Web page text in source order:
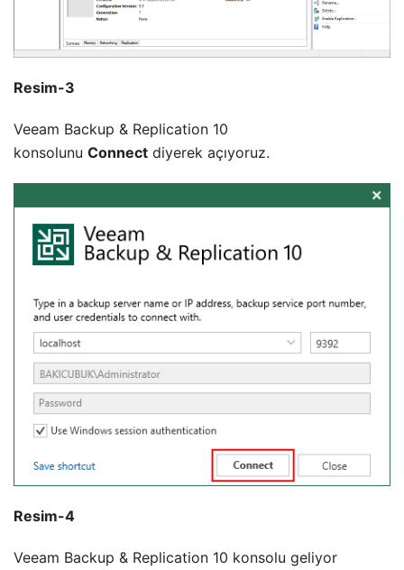
Resim-3
Veeam Backup & Replication 10
konsolunu Connect diyerek açıyoruz.
Resim-4
Veeam Backup & Replication 10 konsolu geliyor